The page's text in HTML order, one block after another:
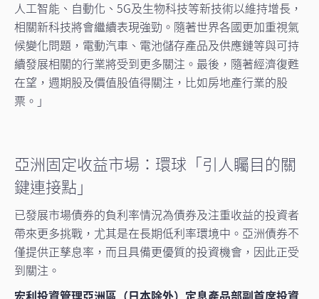
人工智能、自動化、5G及生物科技等新技術以維持增長，
相關新科技將會繼續表現強勁。隨著世界各國更加重視氣
候變化問題，電動汽車、電池儲存產品及供應鏈等與可持
續發展相關的行業將受到更多關注。最後，隨著經濟復甦
在望，週期股及價值股值得關注，比如房地產行業的股
票。」
亞洲固定收益市場：環球「引人矚目的關
鍵連接點」
已發展市場債券的負利率情況為債券及注重收益的投資者
帶來更多挑戰，尤其是在長期低利率環境中。亞洲債券不
僅提供正孳息率，而且具備更優質的投資機會，因此正受
到關注。
宏利投資管理亞洲區（日本除外）定息產品部副首席投資